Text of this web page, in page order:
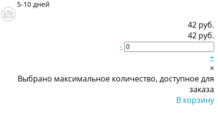
42 руб.
42 руб.
-
+
×
Выбрано максимальное количество, доступное для
заказа
В корзину
5-10 дней